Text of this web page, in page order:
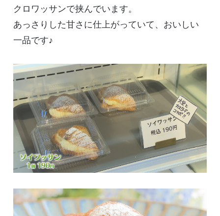
クロワッサンで挟んでいます。
あっさりした甘さに仕上がっていて、おいしい
一品です♪